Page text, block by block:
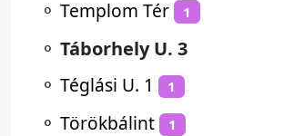
⚬ Templom Tér 1
⚬ Táborhely U. 3
⚬ Téglási U. 1 1
⚬ Törökbálint 1